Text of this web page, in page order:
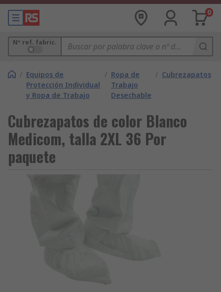
0
Nº ref. fabric.
/ Equipos de
Protección Individual
y Ropa de Trabajo
/ Ropa de
Trabajo
Desechable
/ Cubrezapatos
Cubrezapatos de color Blanco
Medicom, talla 2XL 36 Por
paquete